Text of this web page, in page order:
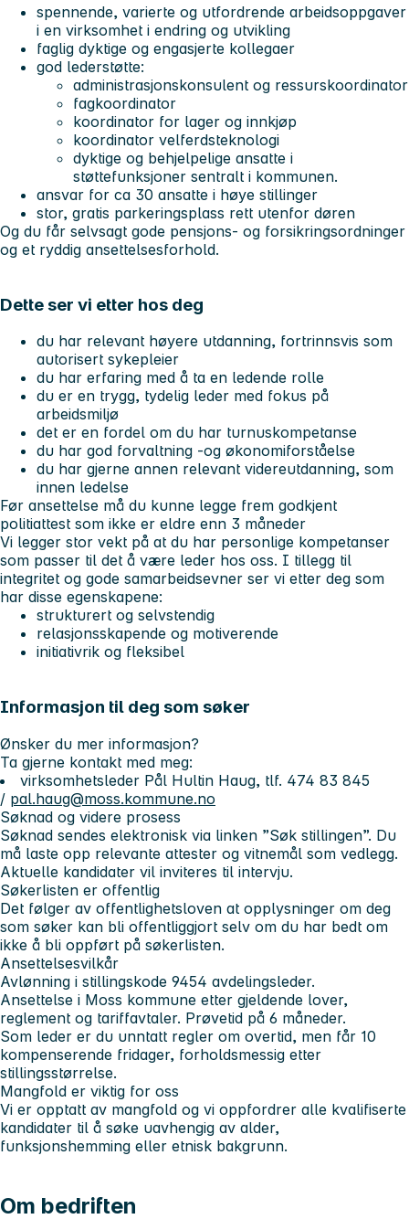
spennende, varierte og utfordrende arbeidsoppgaver
i en virksomhet i endring og utvikling
faglig dyktige og engasjerte kollegaer
god lederstøtte:
administrasjonskonsulent og ressurskoordinator
fagkoordinator
koordinator for lager og innkjøp
koordinator velferdsteknologi
dyktige og behjelpelige ansatte i
støttefunksjoner sentralt i kommunen.
ansvar for ca 30 ansatte i høye stillinger
stor, gratis parkeringsplass rett utenfor døren
Og du får selvsagt gode pensjons- og forsikringsordninger
og et ryddig ansettelsesforhold.
Dette ser vi etter hos deg
du har relevant høyere utdanning, fortrinnsvis som
autorisert sykepleier
du har erfaring med å ta en ledende rolle
du er en trygg, tydelig leder med fokus på
arbeidsmiljø
det er en fordel om du har turnuskompetanse
du har god forvaltning -og økonomiforståelse
du har gjerne annen relevant videreutdanning, som
innen ledelse
Før ansettelse må du kunne legge frem godkjent
politiattest som ikke er eldre enn 3 måneder
Vi legger stor vekt på at du har personlige kompetanser
som passer til det å være leder hos oss. I tillegg til
integritet og gode samarbeidsevner ser vi etter deg som
har disse egenskapene:
strukturert og selvstendig
relasjonsskapende og motiverende
initiativrik og fleksibel
Informasjon til deg som søker
Ønsker du mer informasjon?
Ta gjerne kontakt med meg:
virksomhetsleder Pål Hultin Haug, tlf. 474 83 845
/ pal.haug@moss.kommune.no
Søknad og videre prosess
Søknad sendes elektronisk via linken ”Søk stillingen”. Du
må laste opp relevante attester og vitnemål som vedlegg.
Aktuelle kandidater vil inviteres til intervju.
Søkerlisten er offentlig
Det følger av offentlighetsloven at opplysninger om deg
som søker kan bli offentliggjort selv om du har bedt om
ikke å bli oppført på søkerlisten.
Ansettelsesvilkår
Avlønning i stillingskode 9454 avdelingsleder.
Ansettelse i Moss kommune etter gjeldende lover,
reglement og tariffavtaler. Prøvetid på 6 måneder.
Som leder er du unntatt regler om overtid, men får 10
kompenserende fridager, forholdsmessig etter
stillingsstørrelse.
Mangfold er viktig for oss
Vi er opptatt av mangfold og vi oppfordrer alle kvalifiserte
kandidater til å søke uavhengig av alder,
funksjonshemming eller etnisk bakgrunn.
Om bedriften